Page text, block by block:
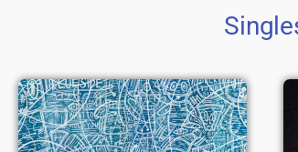
Blue Side